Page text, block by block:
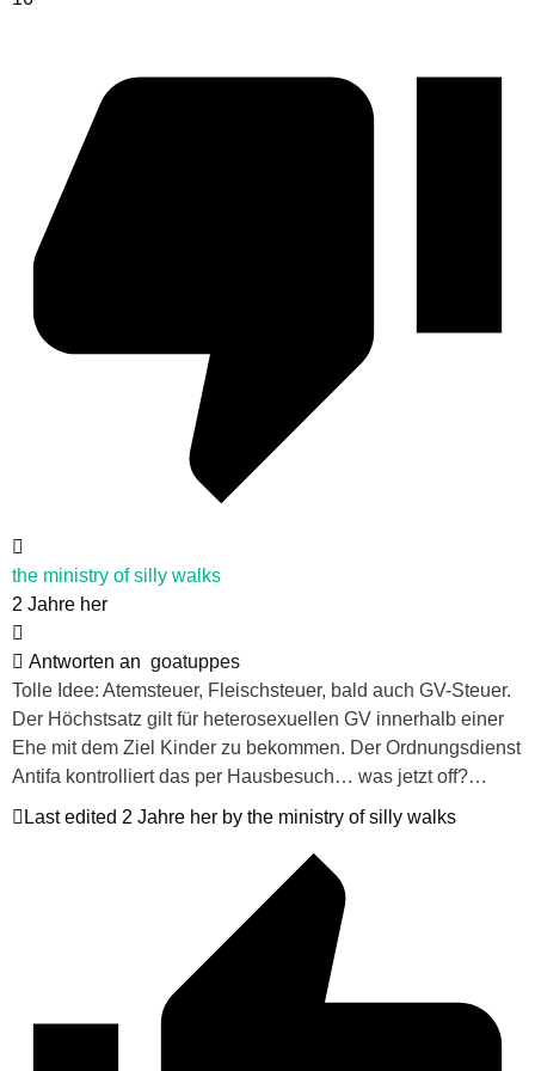
the ministry of silly walks
2 Jahre her
Antworten an goatuppes
Tolle Idee: Atemsteuer, Fleischsteuer, bald auch GV-Steuer.
Der Höchstsatz gilt für heterosexuellen GV innerhalb einer
Ehe mit dem Ziel Kinder zu bekommen. Der Ordnungsdienst
Antifa kontrolliert das per Hausbesuch… was jetzt off?…
Last edited 2 Jahre her by the ministry of silly walks